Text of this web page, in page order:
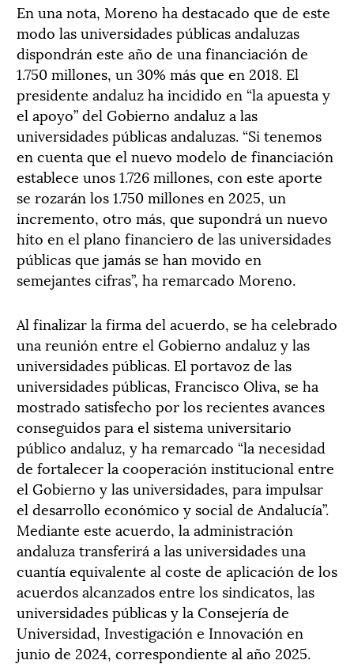
En una nota, Moreno ha destacado que de este
modo las universidades públicas andaluzas
dispondrán este año de una financiación de
1.750 millones, un 30% más que en 2018. El
presidente andaluz ha incidido en “la apuesta y
el apoyo” del Gobierno andaluz a las
universidades públicas andaluzas. “Si tenemos
en cuenta que el nuevo modelo de financiación
establece unos 1.726 millones, con este aporte
se rozarán los 1.750 millones en 2025, un
incremento, otro más, que supondrá un nuevo
hito en el plano financiero de las universidades
públicas que jamás se han movido en
semejantes cifras”, ha remarcado Moreno.
Al finalizar la firma del acuerdo, se ha celebrado
una reunión entre el Gobierno andaluz y las
universidades públicas. El portavoz de las
universidades públicas, Francisco Oliva, se ha
mostrado satisfecho por los recientes avances
conseguidos para el sistema universitario
público andaluz, y ha remarcado “la necesidad
de fortalecer la cooperación institucional entre
el Gobierno y las universidades, para impulsar
el desarrollo económico y social de Andalucía”.
Mediante este acuerdo, la administración
andaluza transferirá a las universidades una
cuantía equivalente al coste de aplicación de los
acuerdos alcanzados entre los sindicatos, las
universidades públicas y la Consejería de
Universidad, Investigación e Innovación en
junio de 2024, correspondiente al año 2025.